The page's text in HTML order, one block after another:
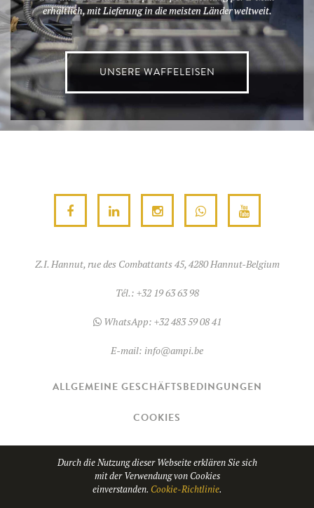
erhältlich, mit Lieferung in die meisten Länder weltweit.
UNSERE WAFFELEISEN
Z.I. Hannut, rue des Combattants 45, 4280 Hannut-Belgium
Tél.: +32 19 63 63 98
WhatsApp: +32 483 59 08 41
E-mail: info@ampi.be
ALLGEMEINE GESCHÄFTSBEDINGUNGEN
COOKIES
© Copyright 2026AMPI - TVA BE0689.967.037
Website von
Durch die Nutzung dieser Webseite erklären Sie sich
mit der Verwendung von Cookies
einverstanden. Cookie-Richtlinie.